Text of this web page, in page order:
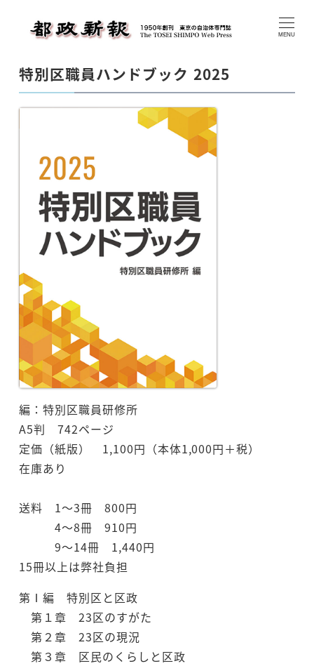
MENU
特別区職員ハンドブック 2025
編：特別区職員研修所
A5判 742ページ
定価（紙版） 1,100円（本体1,000円＋税）
在庫あり
送料 1～3冊 800円
4～8冊 910円
9～14冊 1,440円
15冊以上は弊社負担
第Ⅰ編 特別区と区政
第１章 23区のすがた
第２章 23区の現況
第３章 区民のくらしと区政